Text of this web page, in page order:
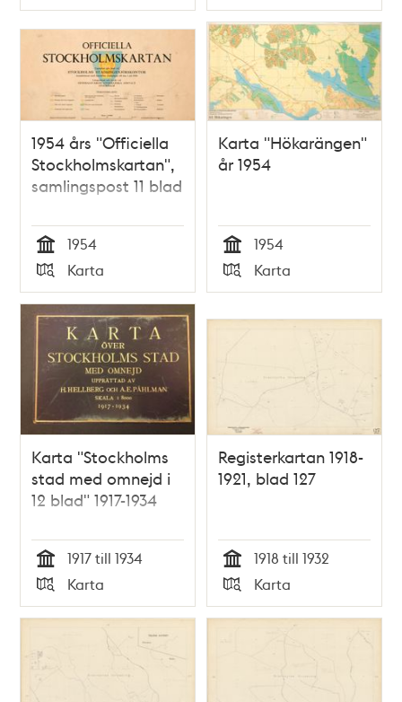
Typ Typ
1954 års "Officiella
Stockholmskartan",
samlingspost 11 blad
Tid
1954
Typ
Karta
Karta "Hökarängen"
år 1954
Tid
1954
Typ
Karta
Karta "Stockholms
stad med omnejd i
12 blad" 1917-1934
Tid
1917 till 1934
Typ
Karta
Registerkartan 1918-
1921, blad 127
Tid
1918 till 1932
Typ
Karta